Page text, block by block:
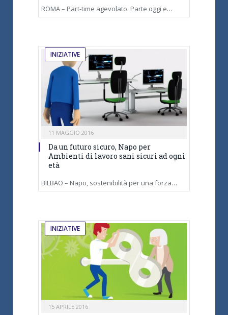
ROMA – Part-time agevolato. Parte oggi e…
INIZIATIVE
11 MAGGIO 2016
Da un futuro sicuro, Napo per
Ambienti di lavoro sani sicuri ad ogni
età
BILBAO – Napo, sostenibilità per una forza…
INIZIATIVE
15 APRILE 2016